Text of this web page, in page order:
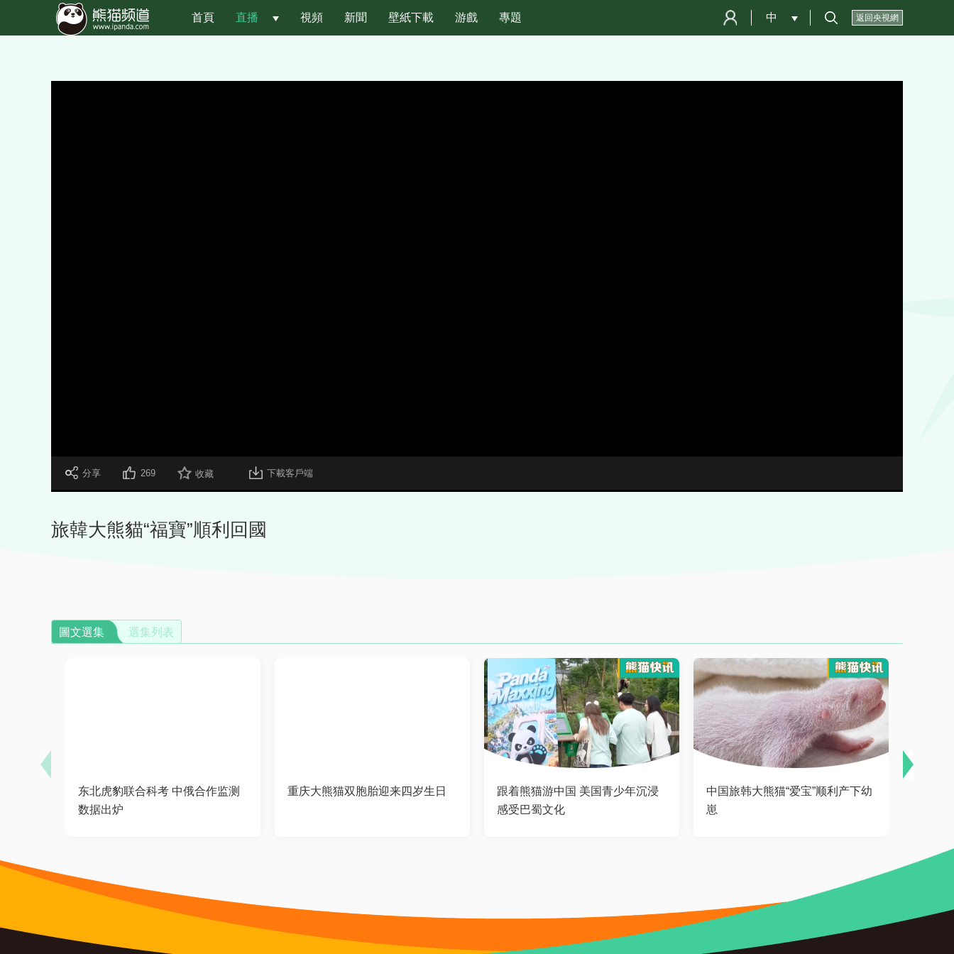
首頁 直播 視頻 新聞 壁紙下載 游戲 專題 返回央視網
中
分享 269 收藏 下載客戶端
旅韓大熊貓“福寶”順利回國
圖文選集 選集列表
东北虎豹联合科考 中俄合作监测
数据出炉
重庆大熊猫双胞胎迎来四岁生日
跟着熊猫游中国 美国青少年沉浸
感受巴蜀文化
中国旅韩大熊猫“爱宝”顺利产下幼
崽